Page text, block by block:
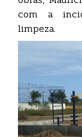
com a
limpeza.